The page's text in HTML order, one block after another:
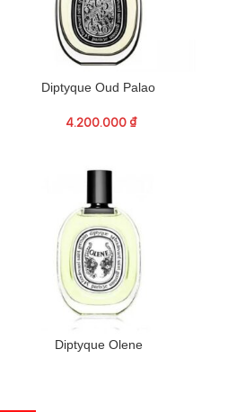
Diptyque Oud Palao
4.200.000 ₫
Diptyque Olene